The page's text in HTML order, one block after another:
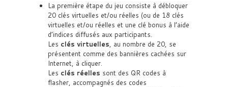
La première étape du jeu consiste à débloquer
20 clés virtuelles et/ou réelles (ou de 18 clés
virtuelles et/ou réelles et une clé bonus à l’aide
d’indices diffusés aux participants.
Les clés virtuelles, au nombre de 20, se
présentent comme des bannières cachées sur
Internet, à cliquer.
Les clés réelles sont des QR codes à
flasher, accompagnés des codes